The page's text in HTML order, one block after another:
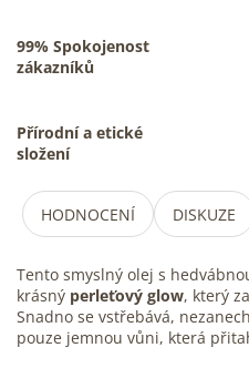
99% Spokojenost
zákazníků
Přírodní a etické
složení
HODNOCENÍ DISKUZE
Tento smyslný olej s
krásný perleťový glow, který
Snadno se vstřebává,
pouze jemnou vůni, která